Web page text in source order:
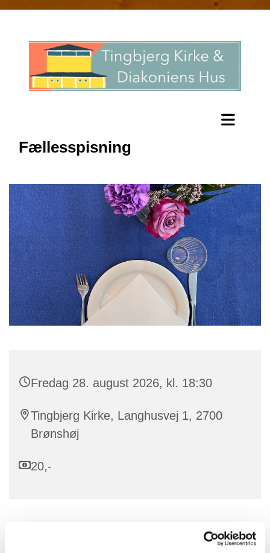
Fællesspisning
Fredag 28. august 2026, kl. 18:30
Tingbjerg Kirke, Langhusvej 1, 2700
Brønshøj
20,-